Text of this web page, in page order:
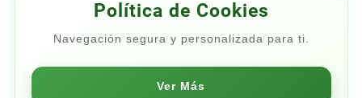
Política de Cookies
Navegación segura y personalizada para ti.
Ver Más